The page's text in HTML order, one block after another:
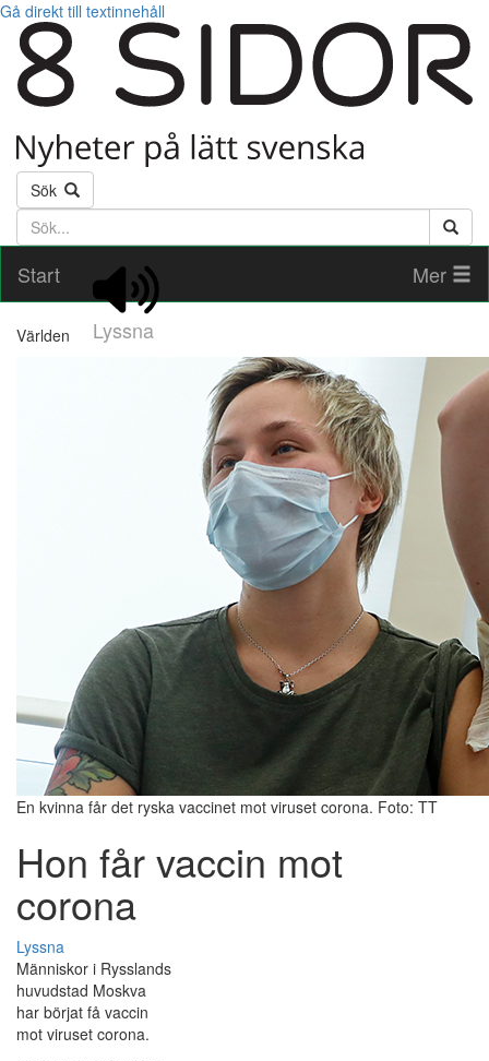
Gå direkt till textinnehåll
Sök
Söktext
Start
Lyssna
Mer
Världen
En kvinna får det ryska vaccinet mot viruset corona. Foto: TT
Hon får vaccin mot
corona
Lyssna
Människor i Rysslands
huvudstad Moskva
har börjat få vaccin
mot viruset corona.